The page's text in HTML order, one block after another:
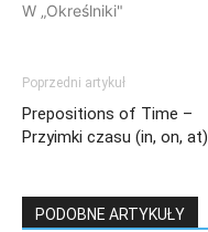
W „Określniki"
Poprzedni artykuł
Prepositions of Time –
Przyimki czasu (in, on, at)
PODOBNE ARTYKUŁY